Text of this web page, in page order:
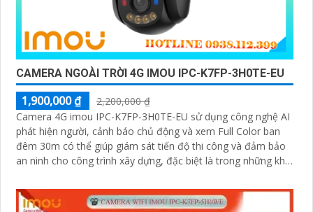
CAMERA NGOÀI TRỜI 4G IMOU IPC-K7FP-3H0TE-EU
1,900,000 ₫
2,200,000 ₫
Camera 4G imou IPC-K7FP-3H0TE-EU sử dụng công nghệ AI
phát hiện người, cảnh báo chủ động và xem Full Color ban
đêm 30m có thể giúp giám sát tiến độ thi công và đảm bảo
an ninh cho công trình xây dựng, đặc biệt là trong những khu
ổn định. Camera IPC-K7FP-3H0TE-EU sử dụng công nghệ
nhận diện người và động vật, kết hợp Wifi không dây